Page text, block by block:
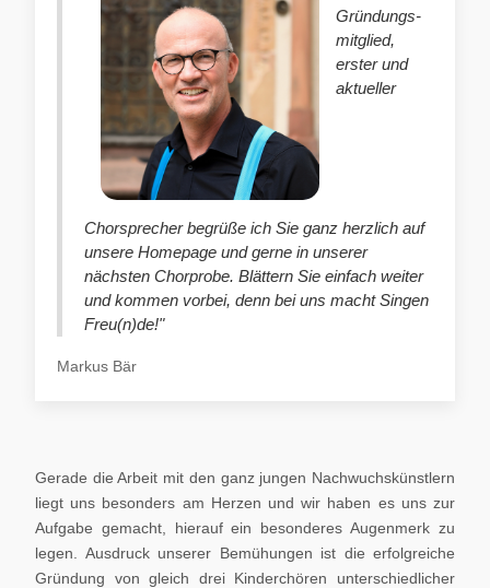
Gründungs-
mitglied,
erster und
aktueller
Chorsprecher begrüße ich Sie ganz herzlich auf
unsere Homepage und gerne in unserer
nächsten Chorprobe. Blättern Sie einfach weiter
und kommen vorbei, denn bei uns macht Singen
Freu(n)de!"
Markus Bär
Gerade die Arbeit mit den ganz jungen Nachwuchskünstlern
liegt uns besonders am Herzen und wir haben es uns zur
Aufgabe gemacht, hierauf ein besonderes Augenmerk zu
legen. Ausdruck unserer Bemühungen ist die erfolgreiche
Gründung von gleich drei Kinderchören unterschiedlicher